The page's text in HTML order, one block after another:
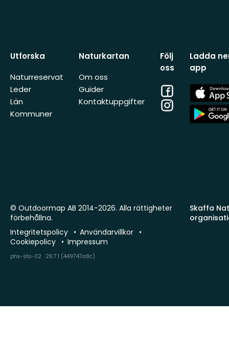
Utforska
Naturreservat
Leder
Län
Kommuner
Naturkartan
Om oss
Guider
Kontaktuppgifter
Följ
oss
Facebook
Instagram
Ladda
app
App
Store
App
Store
Skaffa
© Outdoormap AB 2014-2026. Alla rättigheter
förbehållna.
Integritetspolicy
Användarvillkor
Cookiepolicy
Impressum
phx-sto-02 · 26.7.1 (449747a8c)